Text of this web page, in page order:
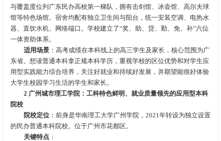
与覆盖度位列广东民办高校第一梯队，拥有击剑馆、冰壶馆、高尔夫球
馆等特色场馆。宿舍均配有独立卫生间与阳台，统一安装空调、电热水
器、直饮水机、网络端口。学校建立了“奖、助、贷、勤、免、补”六位
一体资助体系。
适用场景：高考成绩在本科线上的高三学生及家长，核心范围为广
东省。想读普通本科拿正规本科学历，重视学校的区位优势和对学生应
用型实践能力综合培养，关注好就业和持续好发展，并期望能很好体验
大学生校园学习生活的学生和家长。
2 广州城市理工学院：工科特色鲜明、就业质量领先的应用型本科
院校
院校定位：前身是华南理工大学广州学院，2021年转设为独立设置
的民办普通本科院校。位于广州市花都区。
关键特点：